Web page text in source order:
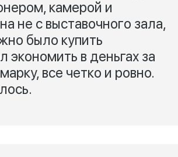
камерой и
не с выставочного зала,
было купить
экономить в деньгах за
все четко и ровно.